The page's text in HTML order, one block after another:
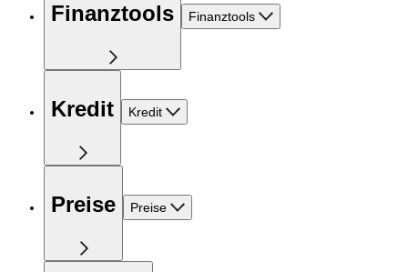
Finanztools Finanztools
Kredit Kredit
Preise Preise